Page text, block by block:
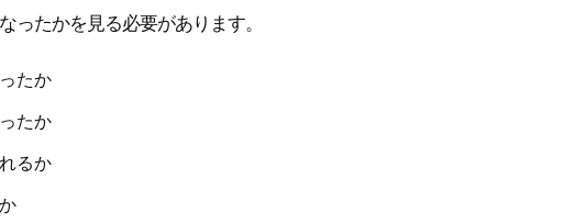
ったかを見る必要があります。
たか
たか
るか